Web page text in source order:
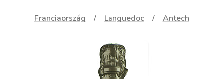
Franciaország Languedoc Antech